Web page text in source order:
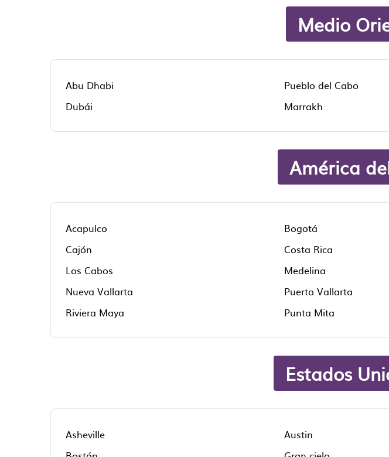
Medio
Abu Dhabi Pueblo del Cabo
Dubái
Marrakh
América
Acapulco Bogotá
Cajón
Costa Rica
Los Cabos
Medelina
Nueva Vallarta
Puerto Vallarta
Riviera Maya
Punta Mita
Estados
Asheville Austin